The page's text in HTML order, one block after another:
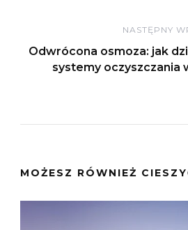
NASTĘPNY
Odwrócona osmoza: jak
systemy oczyszczania
MOŻESZ RÓWNIEŻ